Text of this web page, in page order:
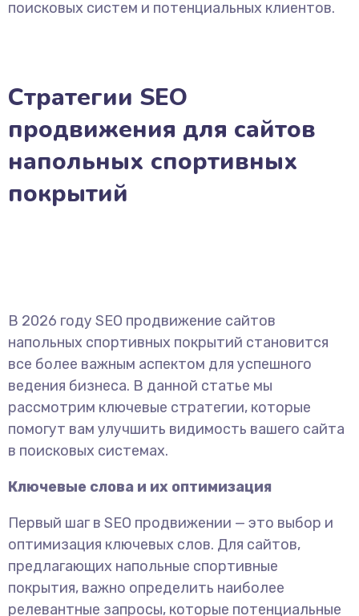
поисковых систем и потенциальных клиентов.
Стратегии SEO
продвижения для сайтов
напольных спортивных
покрытий
В 2026 году SEO продвижение сайтов
напольных спортивных покрытий становится
все более важным аспектом для успешного
ведения бизнеса. В данной статье мы
рассмотрим ключевые стратегии, которые
помогут вам улучшить видимость вашего сайта
в поисковых системах.
Ключевые слова и их оптимизация
Первый шаг в SEO продвижении — это выбор и
оптимизация ключевых слов. Для сайтов,
предлагающих напольные спортивные
покрытия, важно определить наиболее
релевантные запросы, которые потенциальные